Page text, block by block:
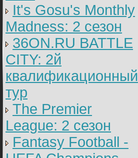
It's Gosu's Monthly
Madness: 2 сезон
36ON.RU BATTLE
CITY: 2й
квалификационный
тур
The Premier
League: 2 cезон
Fantasy Football -